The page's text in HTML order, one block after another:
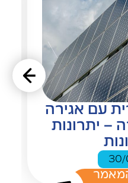
עם אגירה
– יתרונות
30/